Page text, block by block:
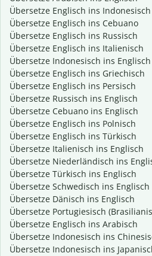
Übersetze Englisch ins Indonesisch
Übersetze Englisch ins Cebuano
Übersetze Englisch ins Russisch
Übersetze Englisch ins Italienisch
Übersetze Indonesisch ins Englisch
Übersetze Englisch ins Griechisch
Übersetze Englisch ins Persisch
Übersetze Russisch ins Englisch
Übersetze Cebuano ins Englisch
Übersetze Englisch ins Polnisch
Übersetze Englisch ins Türkisch
Übersetze Italienisch ins Englisch
Übersetze Niederländisch ins
Übersetze Türkisch ins Englisch
Übersetze Schwedisch ins Englisch
Übersetze Dänisch ins Englisch
Übersetze Portugiesisch
Übersetze Englisch ins Arabisch
Übersetze Indonesisch ins
Übersetze Indonesisch ins